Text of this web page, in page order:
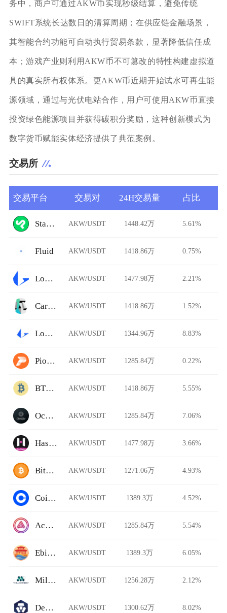
务中，商户可通过AKW币实现秒级结算，避免传统
SWIFT系统长达数日的清算周期；在供应链金融场景，
其智能合约功能可自动执行贸易条款，显著降低信任成
本；游戏产业则利用AKW币不可篡改的特性构建虚拟道
具的真实所有权体系。更AKW币近期开始试水可再生能
源领域，通过与光伏电站合作，用户可使用AKW币直接
投资绿色能源项目并获得碳积分奖励，这种创新模式为
数字货币赋能实体经济提供了典范案例。
交易所
交易平台 交易对 24H交易量 占比
StarkDefi AKW/USDT 1448.42万 5.61%
Fluid AKW/USDT 1418.86万 0.75%
Loopring AKW/USDT 1477.98万 2.21%
Carbon DeFi AKW/USDT 1418.86万 1.52%
Loopring AMM AKW/USDT 1344.96万 8.83%
Pionex AKW/USDT 1285.84万 0.22%
BTCTradeUA AKW/USDT 1418.86万 5.55%
Ocnex AKW/USDT 1285.84万 7.06%
HashKey Global AKW/USDT 1477.98万 3.66%
BitFlip AKW/USDT 1271.06万 4.93%
Coinbase Pro AKW/USDT 1389.3万 4.52%
Acala Swap AKW/USDT 1285.84万 5.54%
Ebisu's Bay AKW/USDT 1389.3万 6.05%
Millionero AKW/USDT 1256.28万 2.12%
DeFi Swap AKW/USDT 1300.62万 8.02%